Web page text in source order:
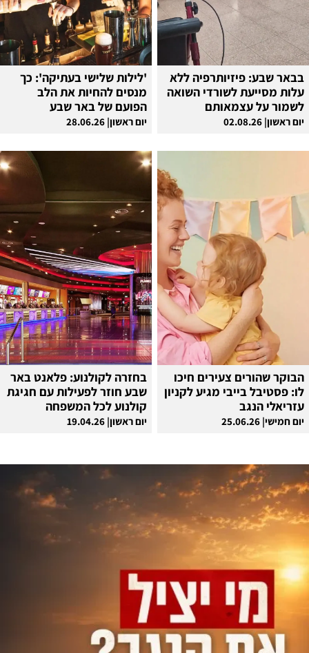
בבאר שבע: פיזיותרפיה ללא
עלות מסייעת לשורדי השואה
לשמור על עצמאותם
יום ראשון| 02.08.26
'לילות שלישי בעתיקה': כך
מנסים להחיות את הלב
הפועם של באר שבע
יום ראשון| 28.06.26
הבוקר שהורים צעירים חיכו
לו: פסטיבל בייבי מגיע לקניון
עזריאלי הנגב
יום חמישי| 25.06.26
בחזרה לקולנוע: פלאנט באר
שבע חוזר לפעילות עם חגיגת
קולנוע לכל המשפחה
יום ראשון| 19.04.26